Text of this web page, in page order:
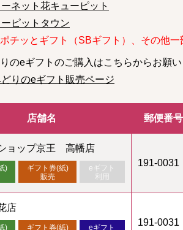
ネット花キューピット
ピットタウン
チッとギフト（SBギフト）、その他一
のeギフトのご購入はこちらからお願い
りのeギフト販売ページ
店舗名 郵便番号
ョップ京王 高幡店
)
ギフト券(紙)
販売
eギフト
利用
191-0031
店
)
ギフト券(紙)
eギフト
191-0031